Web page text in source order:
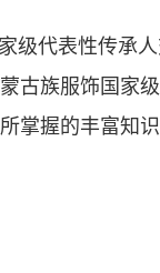
代表性传承
古族服饰国家
掌握的丰富知